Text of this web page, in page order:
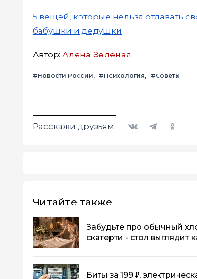
5 вещей, которые нельзя отдавать
бабушки и дедушки
Автор: Алена Зеленая
#Новости России #Психология #Советы
Расскажи друзьям:
Читайте также
Забудьте про обычный
скатерти - стол выглядит
Биты за 199 ₽,